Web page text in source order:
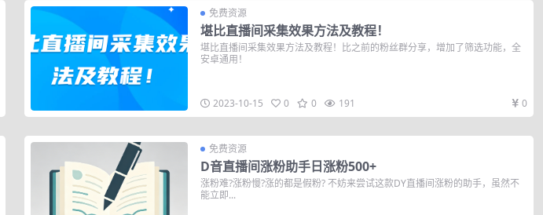
免费资源
堪比直播间采集效果方法及教程！
堪比直播间采集效果方法及教程！比之前的粉丝群分享，增加了筛选功能，全
安卓通用！
2023-10-15 0 0 191 0
免费资源
D音直播间涨粉助手日涨粉500+
涨粉难?涨粉慢?涨的都是假粉? 不妨来尝试这款DY直播间涨粉的助手，虽然不
能立即...